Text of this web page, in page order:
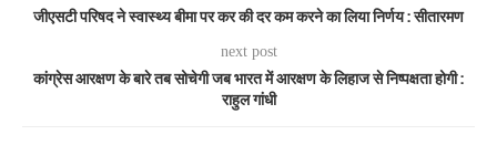
जीएसटी परिषद ने स्वास्थ्य बीमा पर कर की दर कम करने का लिया निर्णय : सीतारमण
next post
कांग्रेस आरक्षण के बारे तब सोचेगी जब भारत में आरक्षण के लिहाज से निष्पक्षता होगी :
राहुल गांधी